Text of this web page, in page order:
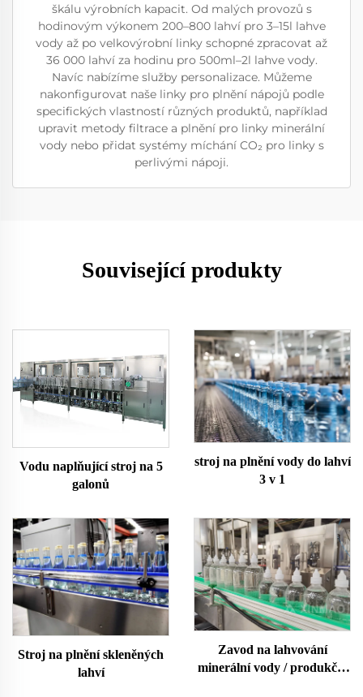
škálu výrobních kapacit. Od malých provozů s
hodinovým výkonem 200–800 lahví pro 3–15l lahve
vody až po velkovýrobní linky schopné zpracovat až
36 000 lahví za hodinu pro 500ml–2l lahve vody.
Navíc nabízíme služby personalizace. Můžeme
nakonfigurovat naše linky pro plnění nápojů podle
specifických vlastností různých produktů, například
upravit metody filtrace a plnění pro linky minerální
vody nebo přidat systémy míchání CO₂ pro linky s
perlivými nápoji.
Související produkty
Vodu naplňující stroj na 5
galonů
stroj na plnění vody do lahví
3 v 1
Stroj na plnění skleněných
lahví
Zavod na lahvování
minerální vody / produkční